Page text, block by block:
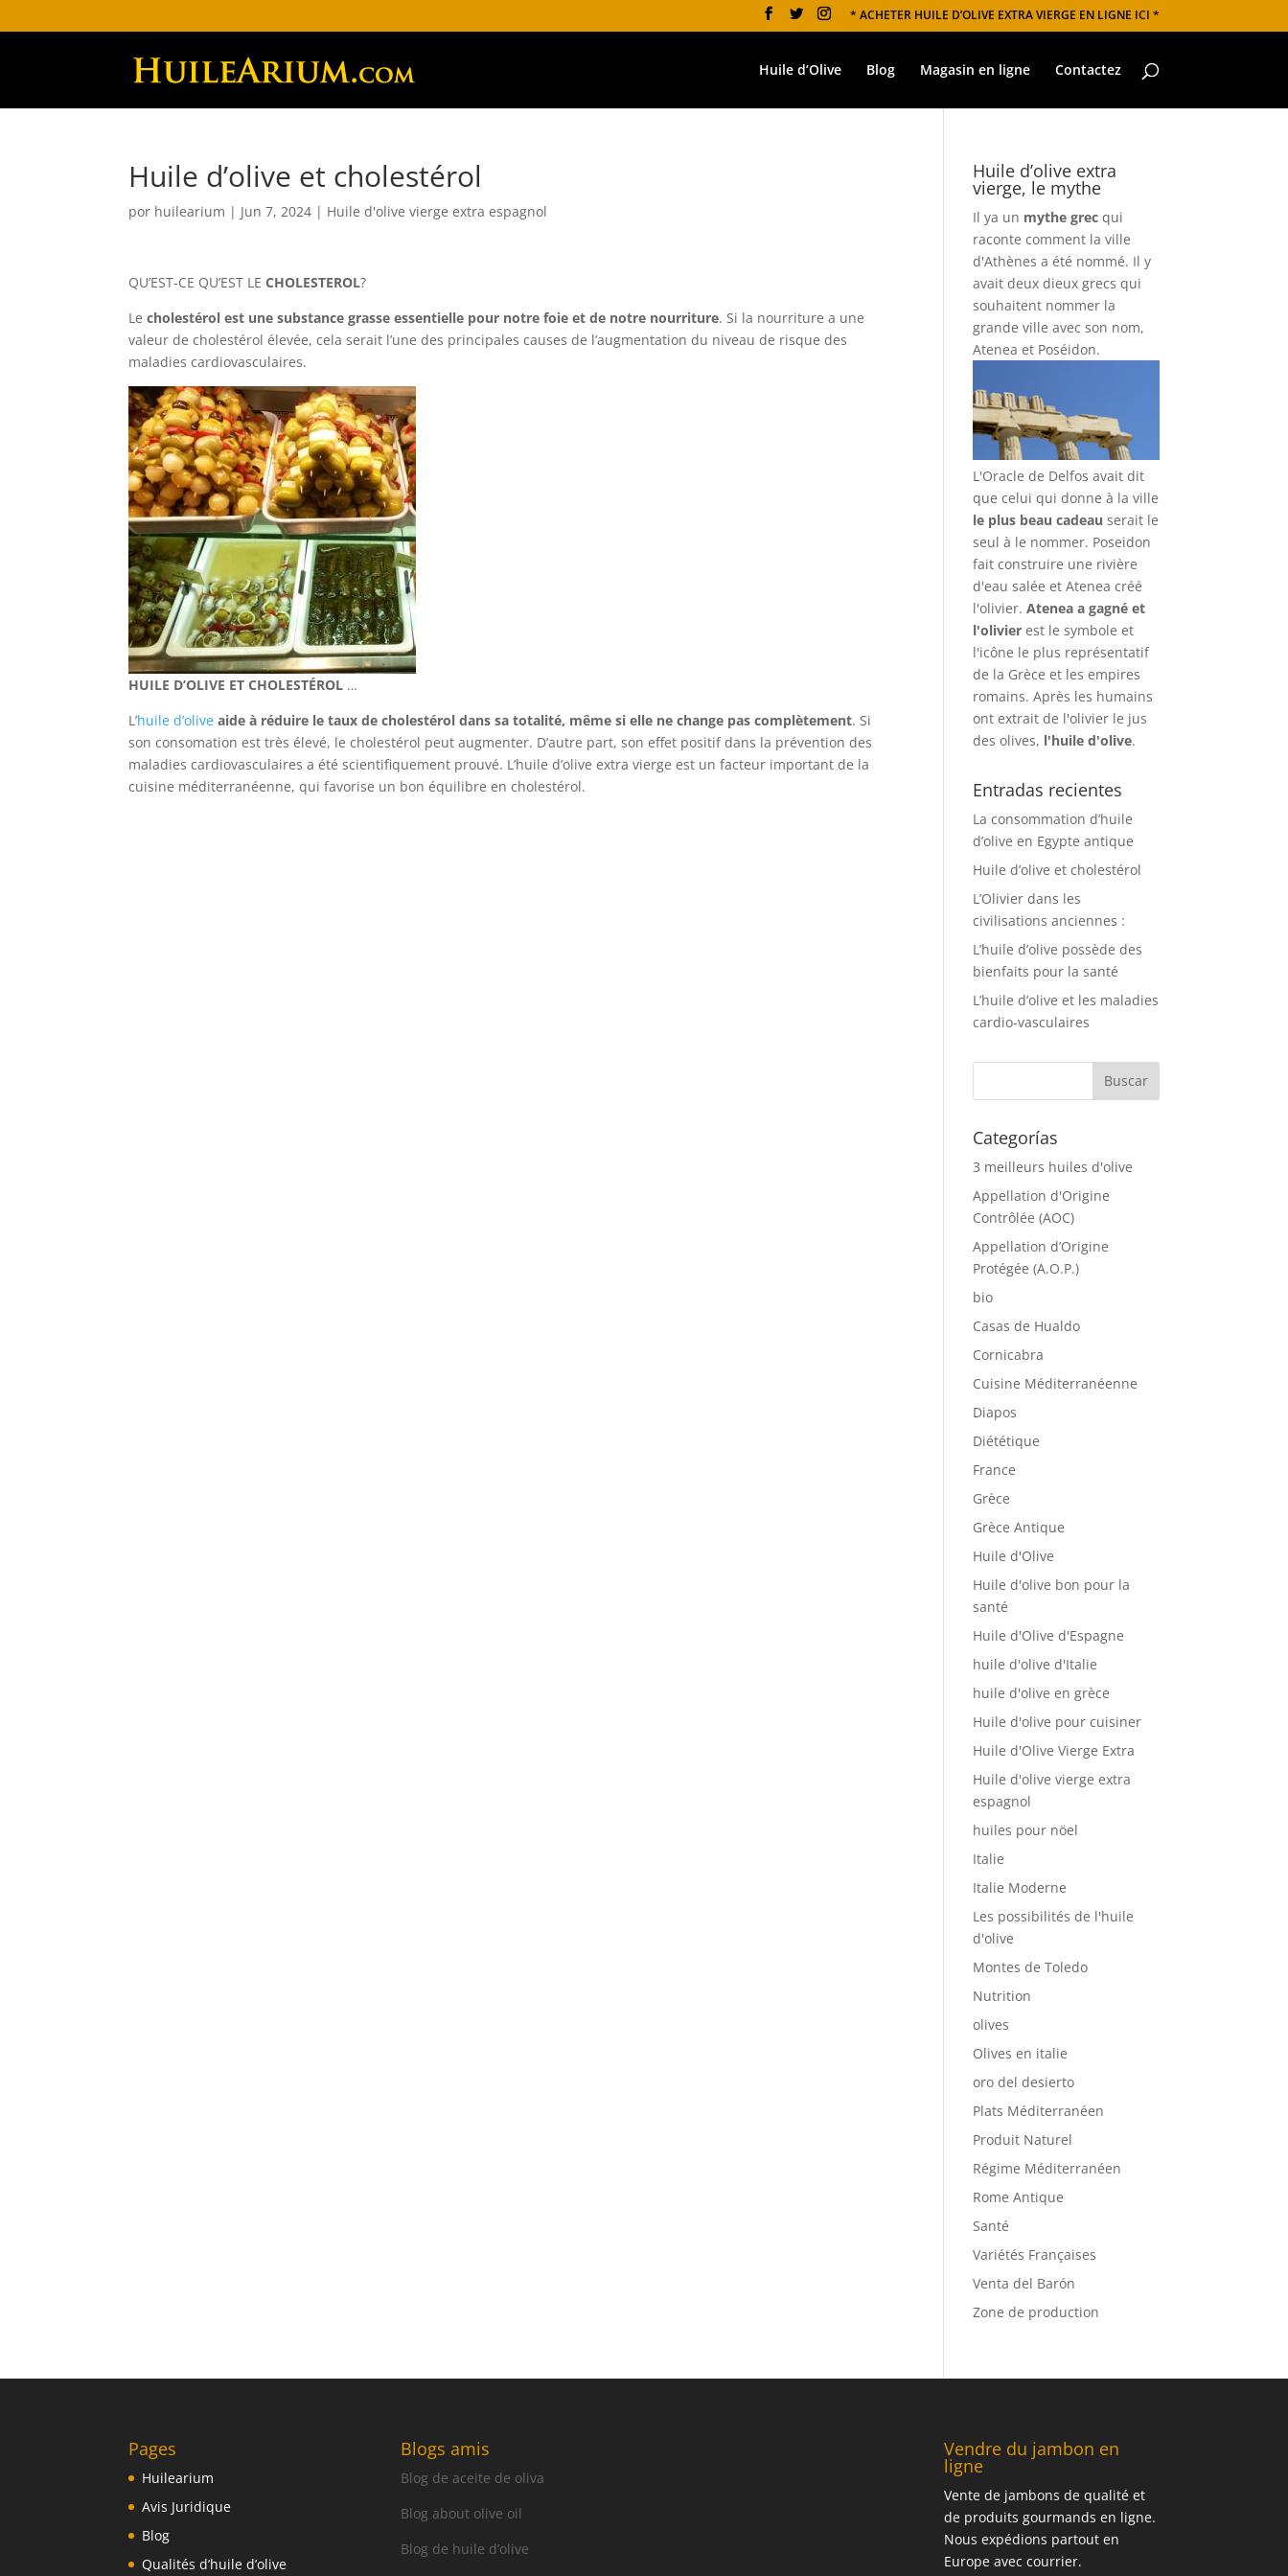
* ACHETER HUILE D’OLIVE EXTRA VIERGE EN LIGNE ICI *
Huile d’Olive Blog Magasin en ligne Contactez
Huile d’olive et cholestérol
por huilearium | Jun 7, 2024 | Huile d'olive vierge extra espagnol
QU’EST-CE QU’EST LECHOLESTEROL?
Lecholestérol est une substance grasse essentielle pour notre foie et de notre nourriture. Si la nourriture a une
valeur de cholestérol élevée, cela serait l’une des principales causes de l’augmentation du niveau de risque des
maladies cardiovasculaires.
HUILE D’OLIVE ET CHOLESTÉROL …
L’huile d’olive aide à réduire le taux de cholestérol dans sa totalité, même si elle ne change pas complètement. Si
son consomation est très élevé, le cholestérol peut augmenter. D’autre part, son effet positif dans la prévention des
maladies cardiovasculaires a été scientifiquement prouvé. L’huile d’olive extra vierge est un facteur important de la
cuisine méditerranéenne, qui favorise un bon équilibre en cholestérol.
Huile d’olive extra
vierge, le mythe
Il ya un mythe grec qui
raconte comment la ville
d'Athènes a été nommé. Il y
avait deux dieux grecs qui
souhaitent nommer la
grande ville avec son nom,
Atenea et Poséidon.
L'Oracle de Delfos avait dit
que celui qui donne à la ville
le plus beau cadeau serait le
seul à le nommer. Poseidon
fait construire une rivière
d'eau salée et Atenea créé
l'olivier.Atenea a gagné et
l'olivier est le symbole et
l'icône le plus représentatif
de la Grèce et les empires
romains. Après les humains
ont extrait de l'olivier le jus
des olives, l'huile d'olive.
Entradas recientes
La consommation d’huile
d’olive en Egypte antique
Huile d’olive et cholestérol
L’Olivier dans les
civilisations anciennes :
L’huile d’olive possède des
bienfaits pour la santé
L’huile d’olive et les maladies
cardio-vasculaires
Categorías
3 meilleurs huiles d'olive
Appellation d'Origine
Contrôlée (AOC)
Appellation d’Origine
Protégée (A.O.P.)
bio
Casas de Hualdo
Cornicabra
Cuisine Méditerranéenne
Diapos
Diététique
France
Grèce
Grèce Antique
Huile d'Olive
Huile d'olive bon pour la
santé
Huile d'Olive d'Espagne
huile d'olive d'Italie
huile d'olive en grèce
Huile d'olive pour cuisiner
Huile d'Olive Vierge Extra
Huile d'olive vierge extra
espagnol
huiles pour nöel
Italie
Italie Moderne
Les possibilités de l'huile
d'olive
Montes de Toledo
Nutrition
olives
Olives en italie
oro del desierto
Plats Méditerranéen
Produit Naturel
Régime Méditerranéen
Rome Antique
Santé
Variétés Françaises
Venta del Barón
Zone de production
Pages
Huilearium
Avis Juridique
Blog
Qualités d’huile d’olive
Blogs amis
Blog de aceite de oliva
Blog about olive oil
Blog de huile d’olive
Vendre du jambon en
ligne
Vente de jambons de qualité et
de produits gourmands en ligne.
Nous expédions partout en
Europe avec courrier.